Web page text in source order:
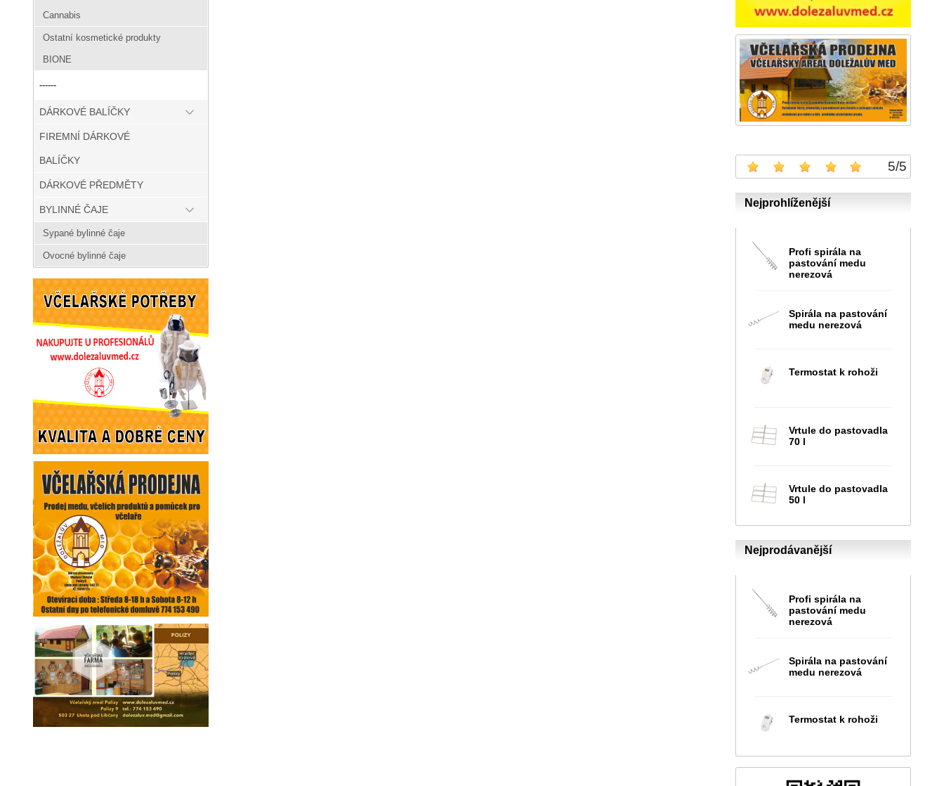
Cannabis
Ostatní kosmetické produkty
BIONE
------
DÁRKOVÉ BALÍČKY
FIREMNÍ DÁRKOVÉ
BALÍČKY
DÁRKOVÉ PŘEDMĚTY
BYLINNÉ ČAJE
Sypané bylinné čaje
Ovocné bylinné čaje
5/5
Nejprohlíženější
Profi spirála na
pastování medu
nerezová
Spirála na pastování
medu nerezová
Termostat k rohoži
Vrtule do pastovadla
70 l
Vrtule do pastovadla
50 l
Nejprodávanější
Profi spirála na
pastování medu
nerezová
Spirála na pastování
medu nerezová
Termostat k rohoži